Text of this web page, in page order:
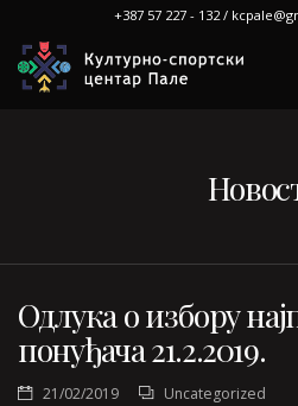
+387 57 227 - 132 /
Одлука о избору
понуђача 21.2.2019.
21/02/2019
Uncategorized